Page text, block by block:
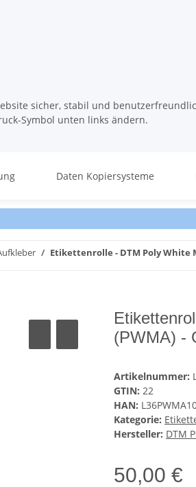
sicher, stabil und
Symbol unten links ändern.
Daten Kopiersysteme
Etikettenrolle - DTM Poly White
(PWMA) -
Artikelnummer:
GTIN: 22
HAN:
Kategorie:
Hersteller: DTM
50,00 €